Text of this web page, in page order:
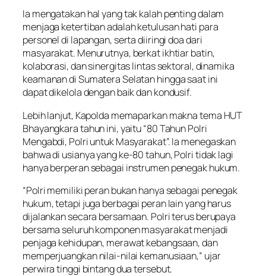
Ia mengatakan hal yang tak kalah penting dalam
menjaga ketertiban adalah ketulusan hati para
personel di lapangan, serta diiringi doa dari
masyarakat. Menurutnya, berkat ikhtiar batin,
kolaborasi, dan sinergitas lintas sektoral, dinamika
keamanan di Sumatera Selatan hingga saat ini
dapat dikelola dengan baik dan kondusif.
Lebih lanjut, Kapolda memaparkan makna tema HUT
Bhayangkara tahun ini, yaitu “80 Tahun Polri
Mengabdi, Polri untuk Masyarakat”. Ia menegaskan
bahwa di usianya yang ke-80 tahun, Polri tidak lagi
hanya berperan sebagai instrumen penegak hukum.
“Polri memiliki peran bukan hanya sebagai penegak
hukum, tetapi juga berbagai peran lain yang harus
dijalankan secara bersamaan. Polri terus berupaya
bersama seluruh komponen masyarakat menjadi
penjaga kehidupan, merawat kebangsaan, dan
memperjuangkan nilai-nilai kemanusiaan,” ujar
perwira tinggi bintang dua tersebut.